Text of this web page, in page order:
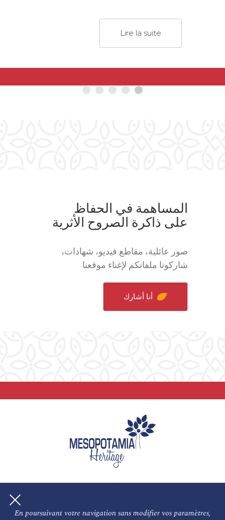
En poursuivant votre navigation sans modifier vos paramètres,
Lire la suite
المساهمة في الحفاظ
على ذاكرة الصروح الأثرية
صور عائلية، مقاطع فيديو، شهادات،
شاركونا ملفاتكم لإغناء موقعنا
أنا أشارك